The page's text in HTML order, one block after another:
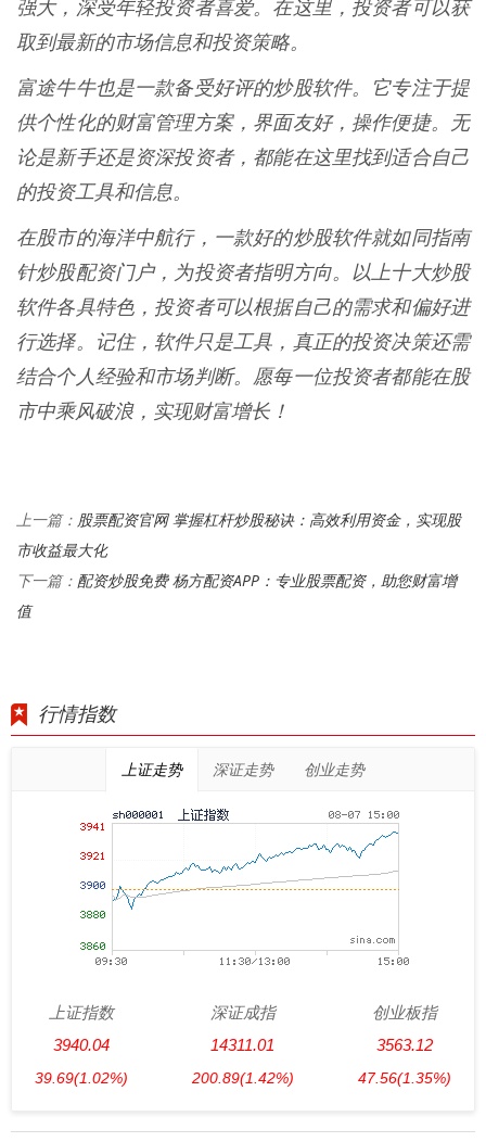
强大，深受年轻投资者喜爱。在这里，投资者可以获
取到最新的市场信息和投资策略。
富途牛牛也是一款备受好评的炒股软件。它专注于提
供个性化的财富管理方案，界面友好，操作便捷。无
论是新手还是资深投资者，都能在这里找到适合自己
的投资工具和信息。
在股市的海洋中航行，一款好的炒股软件就如同指南
针炒股配资门户，为投资者指明方向。以上十大炒股
软件各具特色，投资者可以根据自己的需求和偏好进
行选择。记住，软件只是工具，真正的投资决策还需
结合个人经验和市场判断。愿每一位投资者都能在股
市中乘风破浪，实现财富增长！
上一篇： 股票配资官网 掌握杠杆炒股秘诀：高效利用资金，实现股
市收益最大化
下一篇： 配资炒股免费 杨方配资APP：专业股票配资，助您财富增
值
行情指数
上证走势 深证走势 创业走势
上证指数
3940.04
39.69(1.02%)
深证成指
14311.01
200.89(1.42%)
创业板指
3563.12
47.56(1.35%)